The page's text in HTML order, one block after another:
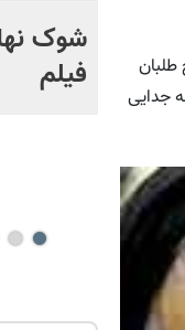
جدایی
ریشتری +
شوک
فیلم